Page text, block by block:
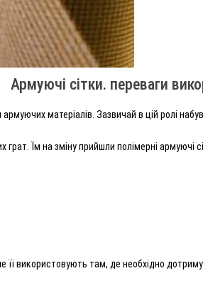
Армуючі сітки. переваги
матеріалів. Зазвичай в цій ролі
грат. Їм на зміну прийшли полімерні
використовують там, де необхідно